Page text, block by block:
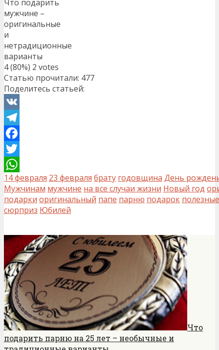
Что подарить
мужчине –
оригинальные
и
нетрадиционные
варианты
4(80%) 2 votes
Статью прочитали: 477
Поделитесь статьей:
VK
Telegram
Facebook
Twitter
WhatsApp
14 февраля 23 февраля брату годовщина День
Мужчинам мужчине на все случаи жизни Новый год
подарки оригинальный папе парню подарок полезные
сюрприз Юбилей
Что
подарить парню на 25 лет – необычные и